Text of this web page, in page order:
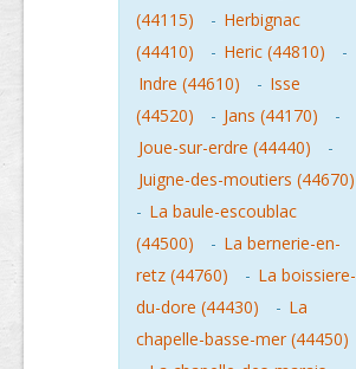
(44115)
- Herbignac
(44410)
- Heric (44810)
-
Indre (44610)
- Isse
(44520)
- Jans (44170)
-
Joue-sur-erdre (44440)
-
Juigne-des-moutiers (44670)
- La baule-escoublac
(44500)
- La bernerie-en-
retz (44760)
- La boissiere-
du-dore (44430)
- La
chapelle-basse-mer (44450)